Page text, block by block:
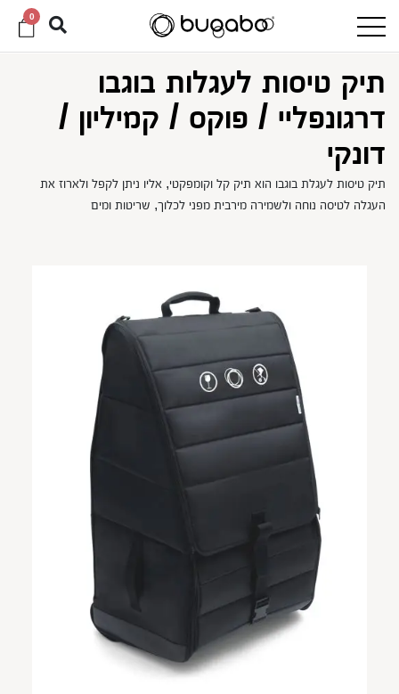
0
תיק טיסות לעגלות בוגבו
דרגונפליי / פוקס / קמיליון /
דונקי
תיק טיסות לעגלת בוגבו הוא תיק קל וקומפקטי, אליו ניתן לקפל ולארוז את
העגלה לטיסה נוחה ולשמירה מירבית מפני לכלוך, שריטות ומים